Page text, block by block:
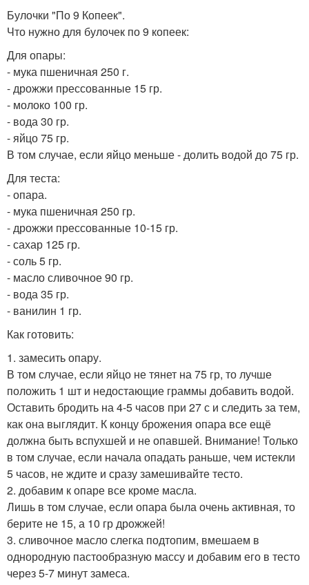
Булочки "По 9 Копеек".
Что нужно для булочек по 9 копеек:
Для опары:
- мука пшеничная 250 г.
- дрожжи прессованные 15 гр.
- молоко 100 гр.
- вода 30 гр.
- яйцо 75 гр.
В том случае, если яйцо меньше - долить водой до 75 гр.
Для теста:
- опара.
- мука пшеничная 250 гр.
- дрожжи прессованные 10-15 гр.
- сахар 125 гр.
- соль 5 гр.
- масло сливочное 90 гр.
- вода 35 гр.
- ванилин 1 гр.
Как готовить:
1. замесить опару.
В том случае, если яйцо не тянет на 75 гр, то лучше
положить 1 шт и недостающие граммы добавить водой.
Оставить бродить на 4-5 часов при 27 с и следить за тем,
как она выглядит. К концу брожения опара все ещё
должна быть вспухшей и не опавшей. Внимание! Только
в том случае, если начала опадать раньше, чем истекли
5 часов, не ждите и сразу замешивайте тесто.
2. добавим к опаре все кроме масла.
Лишь в том случае, если опара была очень активная, то
берите не 15, а 10 гр дрожжей!
3. сливочное масло слегка подтопим, вмешаем в
однородную пастообразную массу и добавим его в тесто
через 5-7 минут замеса.